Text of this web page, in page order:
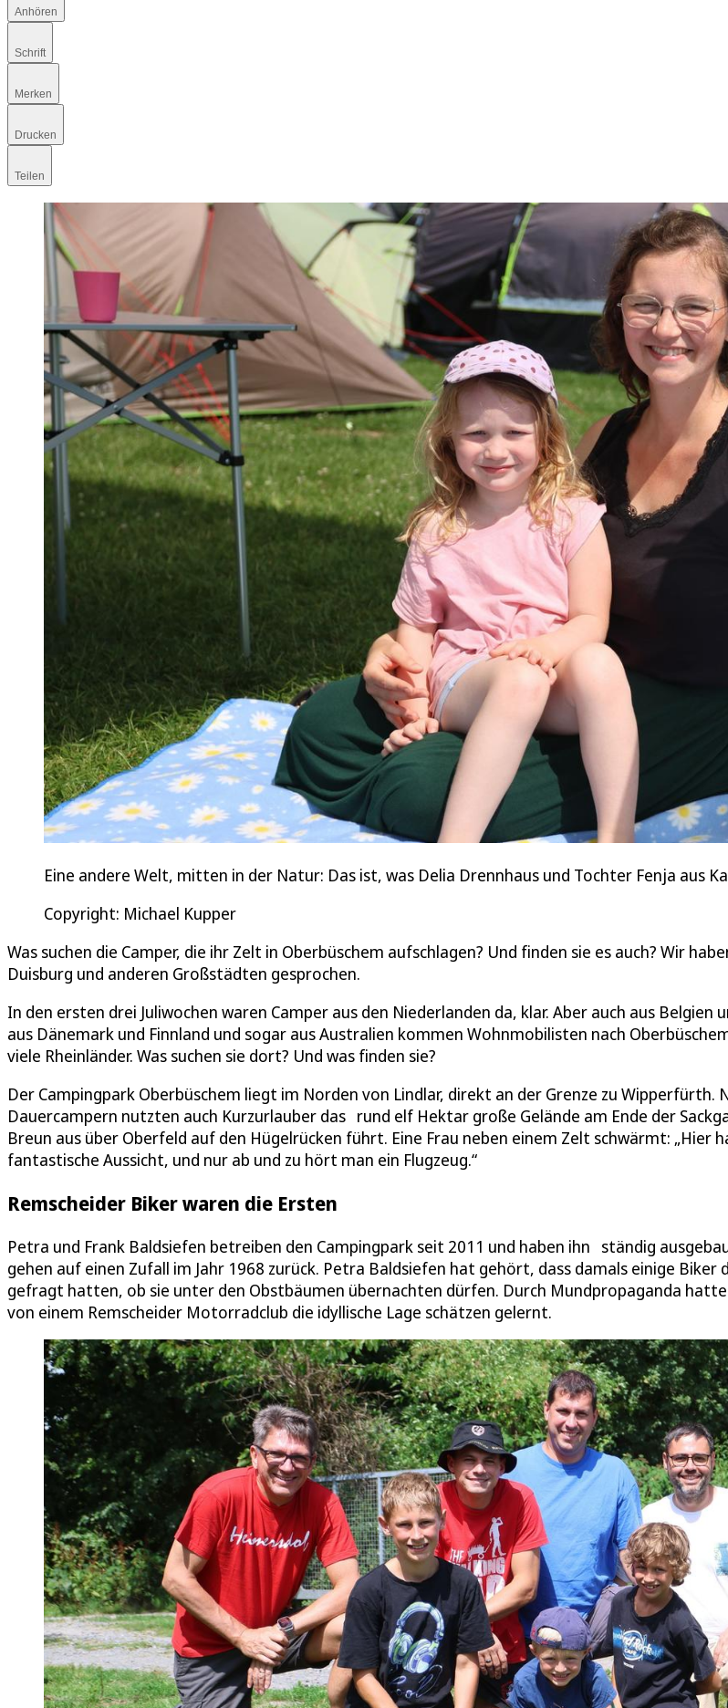
Anhören
Schrift
Merken
Drucken
Teilen
Eine andere Welt, mitten in der Natur: Das ist, was Delia Drennhaus und Tochter Fenja aus
Copyright: Michael Kupper
Was suchen die Camper, die ihr Zelt in Oberbüschem aufschlagen? Und finden sie es auch? Wir
Duisburg und anderen Großstädten gesprochen.
In den ersten drei Juliwochen waren Camper aus den Niederlanden da, klar. Aber auch aus Belgien
aus Dänemark und Finnland und sogar aus Australien kommen Wohnmobilisten nach
viele Rheinländer. Was suchen sie dort? Und was finden sie?
Der Campingpark Oberbüschem liegt im Norden von Lindlar, direkt an der Grenze zu Wipperfürth.
Dauercampern nutzten auch Kurzurlauber das rund elf Hektar große Gelände am Ende der
Breun aus über Oberfeld auf den Hügelrücken führt. Eine Frau neben einem Zelt schwärmt: „Hier
fantastische Aussicht, und nur ab und zu hört man ein Flugzeug.“
Remscheider Biker waren die Ersten
Petra und Frank Baldsiefen betreiben den Campingpark seit 2011 und haben ihn ständig
gehen auf einen Zufall im Jahr 1968 zurück. Petra Baldsiefen hat gehört, dass damals einige Biker
gefragt hatten, ob sie unter den Obstbäumen übernachten dürfen. Durch Mundpropaganda
von einem Remscheider Motorradclub die idyllische Lage schätzen gelernt.